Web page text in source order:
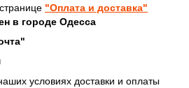
"Оплата и доставка"
в городе Одесса
условиях доставки и оплаты